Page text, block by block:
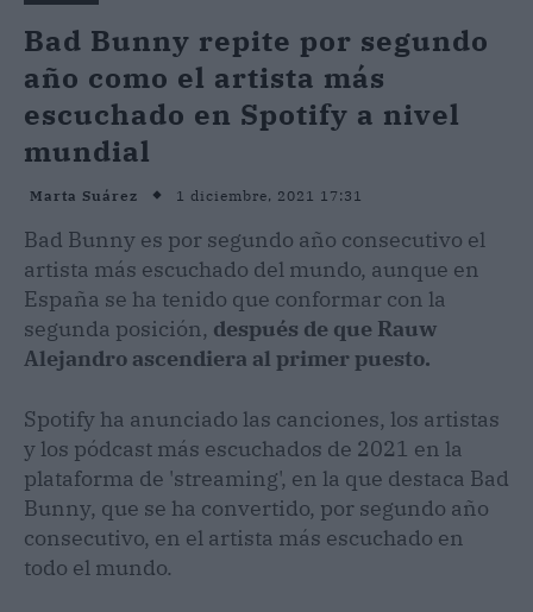
Bad Bunny repite por segundo
año como el artista más
escuchado en Spotify a nivel
mundial
Marta Suárez 1 diciembre, 2021 17:31
Bad Bunny es por segundo año consecutivo el
artista más escuchado del mundo, aunque en
España se ha tenido que conformar con la
segunda posición, después de que Rauw
Alejandro ascendiera al primer puesto.
Spotify ha anunciado las canciones, los artistas
y los pódcast más escuchados de 2021 en la
plataforma de 'streaming', en la que destaca Bad
Bunny, que se ha convertido, por segundo año
consecutivo, en el artista más escuchado en
todo el mundo.